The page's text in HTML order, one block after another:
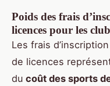
Poids des frais
licences pour les
Les frais
de licences
du coût des sports